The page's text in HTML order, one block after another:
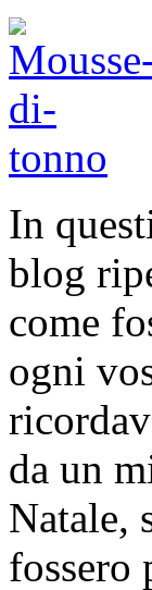
In
blog
come
ogni
da un
Natale,
fossero